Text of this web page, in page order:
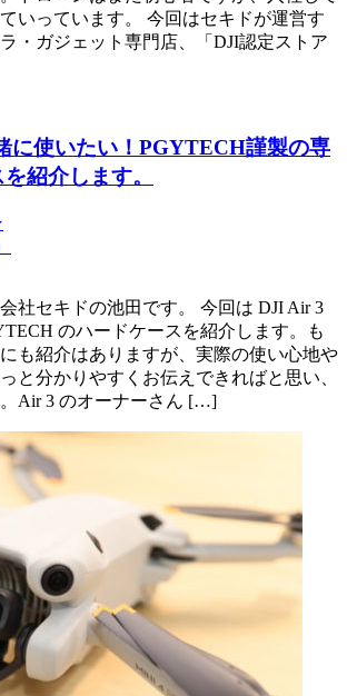
いっています。 今回はセキドが運営す
・ガジェット専門店、「DJI認定ストア
に使いたい！PGYTECH謹製の専
紹介します。
社セキドの池田です。 今回は DJI Air 3
のハードケースを紹介します。も
も紹介はありますが、実際の使い心地や
と分かりやすくお伝えできればと思い、
Air 3 のオーナーさん […]